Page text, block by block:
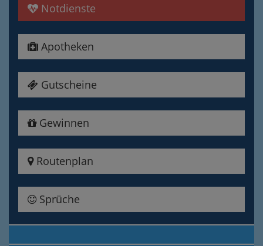
Notdienste
Apotheken
Gutscheine
Gewinnen
Routenplan
Sprüche